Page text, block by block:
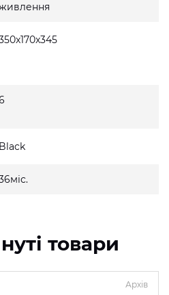
Black
товари
Архів